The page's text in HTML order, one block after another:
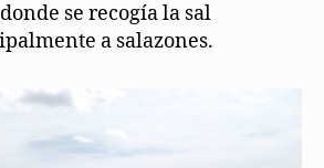
se recogía la sal
a salazones.